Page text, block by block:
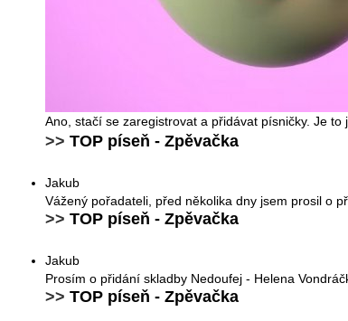
Ano, stačí se zaregistrovat a přidávat písničky. Je
>> TOP píseň - Zpěvačka
Jakub
Vážený pořadateli, před několika dny jsem prosil o
>> TOP píseň - Zpěvačka
Jakub
Prosím o přidání skladby Nedoufej - Helena
>> TOP píseň - Zpěvačka